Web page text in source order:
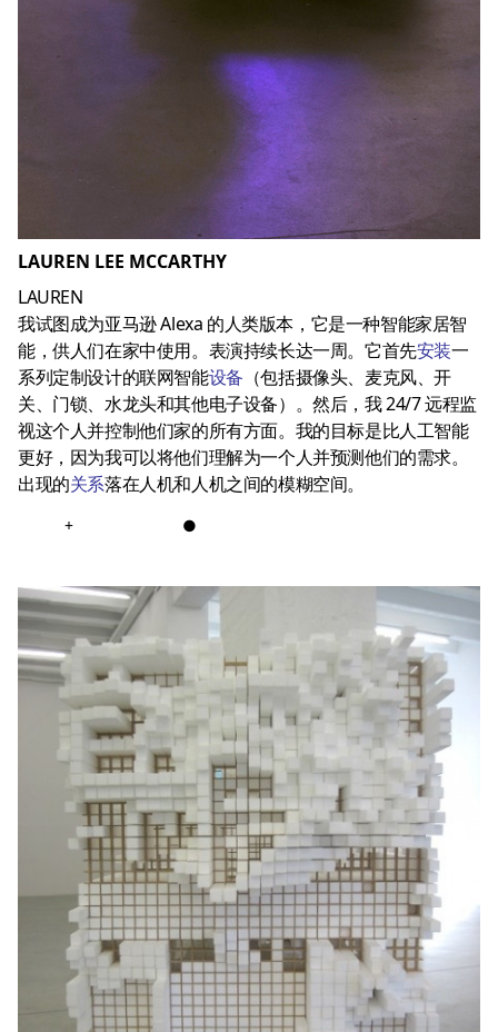
LAUREN LEE MCCARTHY
LAUREN
我试图成为亚马逊 Alexa 的人类版本，它是一种智能家居智
能，供人们在家中使用。表演持续长达一周。它首先安装一
系列定制设计的联网智能设备 （包括摄像头、麦克风、开
关、门锁、水龙头和其他电子设备）。然后，我 24/7 远程监
视这个人并控制他们家的所有方面。我的目标是比人工智能
更好，因为我可以将他们理解为一个人并预测他们的需求。
出现的关系落在人机和人机之间的模糊空间。
+ ●